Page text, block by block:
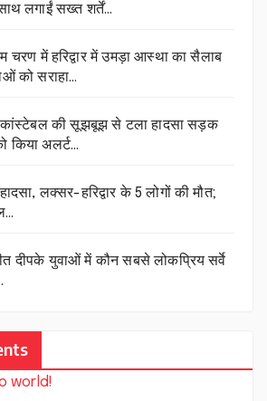
लगाईं सख्त शर्तें…
चरण में हरिद्वार में उमड़ा आस्था का सैलाब
को सराहा…
कांस्टेबल की सूझबूझ से टला हादसा सड़क
किया अलर्ट…
लक्सर-हरिद्वार के 5 लोगों की मौत;
दीपके युवाओं में कौन सबसे लोकप्रिय सर्वे
world!